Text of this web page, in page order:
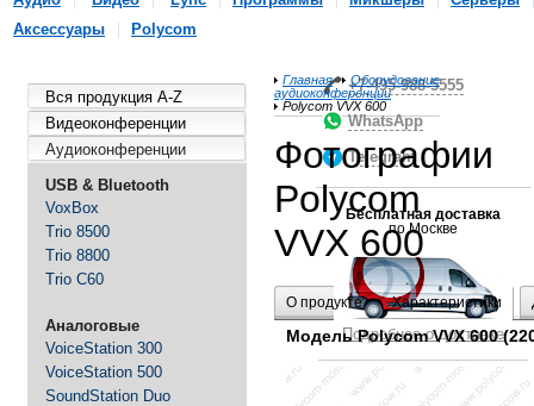
Аксессуары
Polycom
Вся продукция A-Z
Видеоконференции
Аудиоконференции
USB & Bluetooth
VoxBox
Trio 8500
Trio 8800
Trio C60
Аналоговые
VoiceStation 300
VoiceStation 500
SoundStation Duo
+7-495-988-5555
WhatsApp
Telegram
Бесплатная доставка
по Москве
Подробнее о доставке
оставим быстро и
бесплатно
Главная
Оборудование
аудиоконференции
Polycom VVX 600
Фотографии
Polycom
VVX 600
О продукте Характеристики
Модель Polycom VVX 600